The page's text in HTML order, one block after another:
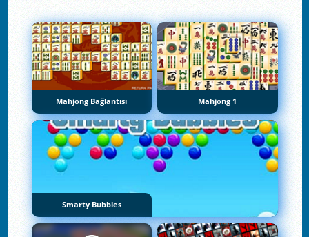
Mahjong Bağlantısı Mahjong 1
Smarty Bubbles